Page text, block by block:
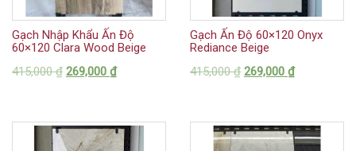
Gạch Nhập Khẩu Ấn Độ
60×120 Clara Wood Beige
415,000₫ 269,000 ₫
Gạch Ấn Độ 60×120 Onyx
Rediance Beige
415,000₫ 269,000 ₫